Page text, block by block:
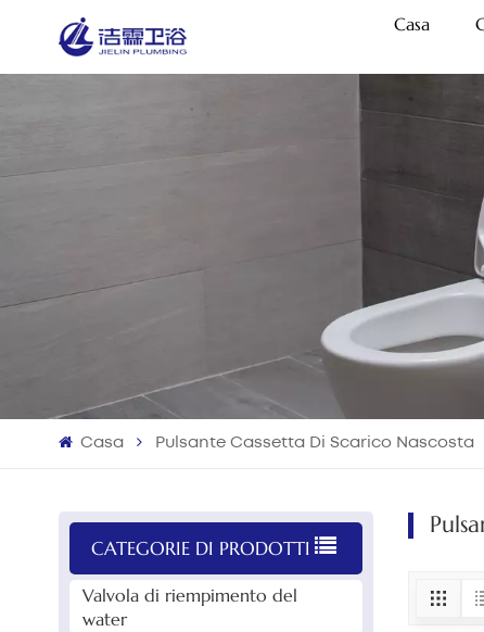
Casa
Casa Pulsante Cassetta Di Scarico Nascosta
CATEGORIE DI PRODOTTI
Valvola di riempimento del
water